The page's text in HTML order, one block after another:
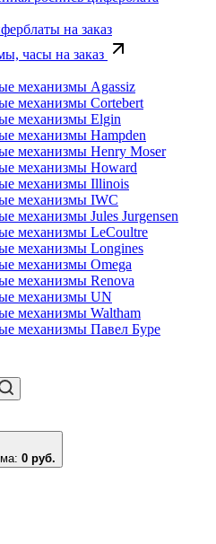
на заказ
часы на заказ
механизмы Agassiz
механизмы Cortebert
механизмы Elgin
механизмы Hampden
механизмы Henry Moser
механизмы Howard
механизмы Illinois
механизмы IWC
механизмы Jules Jurgensen
механизмы LeCoultre
механизмы Longines
механизмы Omega
механизмы Renova
механизмы UN
механизмы Waltham
механизмы Павел Буре
0 руб.